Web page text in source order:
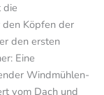
die
Köpfen der
den ersten
Eine
Windmühlen-
vom Dach und